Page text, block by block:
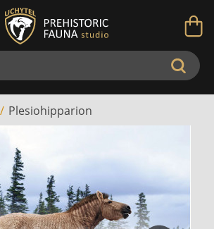
Plesiohipparion